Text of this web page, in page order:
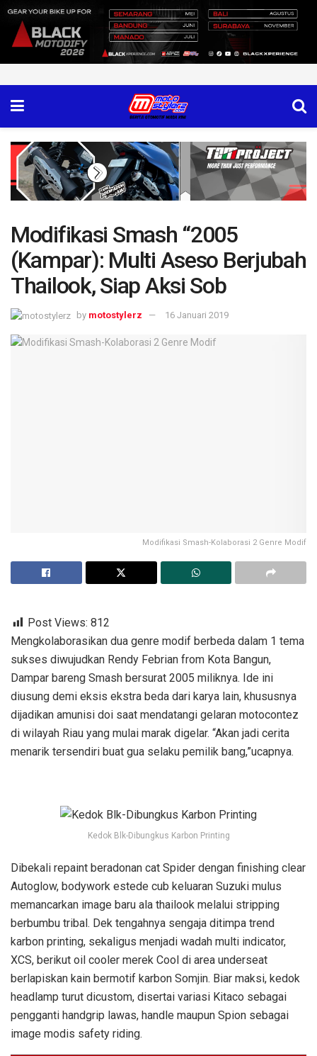
Modifikasi Smash “2005
(Kampar): Multi Aseso Berjubah
Thailook, Siap Aksi Sob
by motostylerz 16 Januari 2019
Modifikasi Smash-Kolaborasi 2 Genre Modif
Post Views: 812
Mengkolaborasikan dua genre modif berbeda dalam 1 tema
sukses diwujudkan Rendy Febrian from Kota Bangun,
Dampar bareng Smash bersurat 2005 miliknya. Ide ini
diusung demi eksis ekstra beda dari karya lain, khususnya
dijadikan amunisi doi saat mendatangi gelaran motocontez
di wilayah Riau yang mulai marak digelar. “Akan jadi cerita
menarik tersendiri buat gua selaku pemilik bang,”ucapnya.
Kedok Blk-Dibungkus Karbon Printing
Dibekali repaint beradonan cat Spider dengan finishing clear
Autoglow, bodywork estede cub keluaran Suzuki mulus
memancarkan image baru ala thailook melalui stripping
berbumbu tribal. Dek tengahnya sengaja ditimpa trend
karbon printing, sekaligus menjadi wadah multi indicator,
XCS, berikut oil cooler merek Cool di area underseat
berlapiskan kain bermotif karbon Somjin. Biar maksi, kedok
headlamp turut dicustom, disertai variasi Kitaco sebagai
pengganti handgrip lawas, handle maupun Spion sebagai
image modis safety riding.